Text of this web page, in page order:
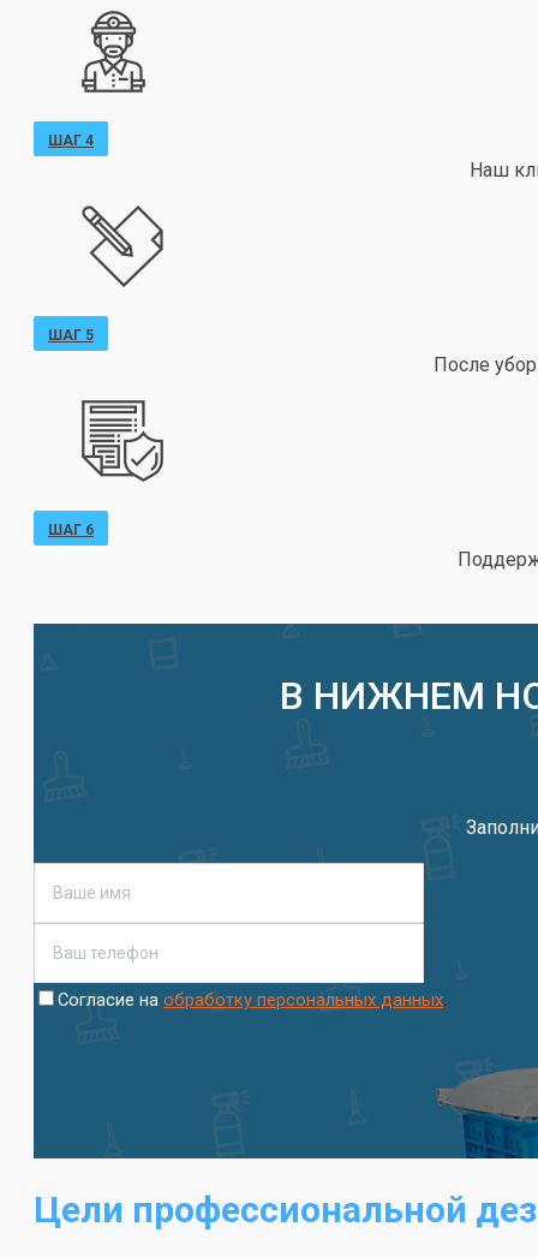
ШАГ 4
Наш
ШАГ 5
После
ШАГ 6
В НИЖНЕМ
Согласие на обработку персональных данных.
Цели профессиональной